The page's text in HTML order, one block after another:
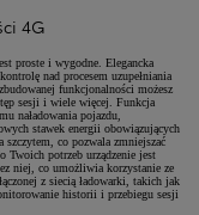
4G
proste i wygodne. Elegancka
nad procesem uzupełniania
funkcjonalności możesz
sesji i wiele więcej. Funkcja
naładowania pojazdu,
stawek energii obowiązujących
co pozwala zmniejszać
Twoich potrzeb urządzenie jest
niej, co umożliwia korzystanie ze
z siecią ładowarki, takich jak
historii i przebiegu sesji